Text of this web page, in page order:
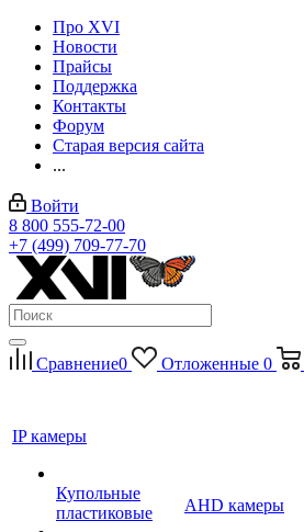
Про XVI
Новости
Прайсы
Поддержка
Контакты
Форум
Старая версия сайта
...
Войти
8 800 555-72-00
+7 (499) 709-77-70
Сравнение0 Отложенные 0
IP камеры
Купольные
пластиковые
AHD камеры